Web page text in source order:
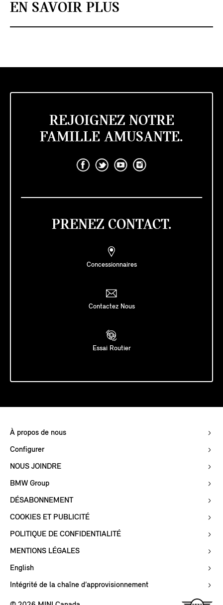
EN SAVOIR PLUS
REJOIGNEZ NOTRE
FAMILLE AMUSANTE.
PRENEZ CONTACT.
Concessionnaires
Contactez Nous
Essai Routier
À propos de nous
Configurer
NOUS JOINDRE
BMW Group
DÉSABONNEMENT
COOKIES ET PUBLICITÉ
POLITIQUE DE CONFIDENTIALITÉ
MENTIONS LÉGALES
English
Intégrité de la chaîne d’approvisionnement